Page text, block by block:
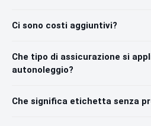
Ci sono costi aggiuntivi?
Che tipo di assicurazione si
autonoleggio?
Che significa etichetta senza